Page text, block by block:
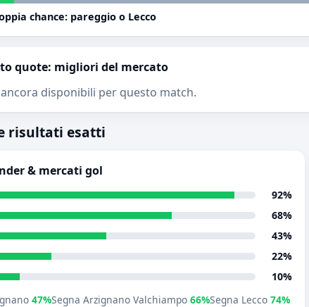
chance: pareggio o Lecco
quote: migliori del mercato
disponibili per questo match.
risultati esatti
& mercati gol
92%
68%
43%
22%
10%
47%Segna Arzignano Valchiampo 66%Segna Lecco 74%